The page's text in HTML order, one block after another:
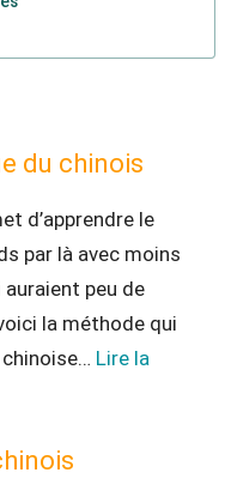
du chinois
d’apprendre le
par là avec moins
peu de
la méthode qui
Lire la